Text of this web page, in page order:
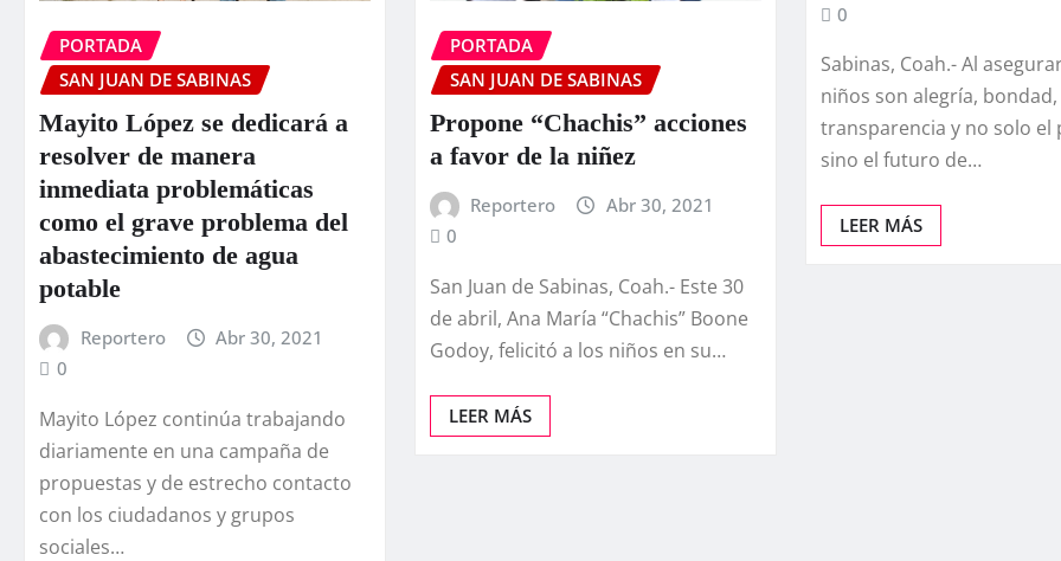
PORTADA
SAN JUAN DE SABINAS
Mayito López se dedicará a
resolver de manera
inmediata problemáticas
como el grave problema del
abastecimiento de agua
potable
Reportero
Abr 30, 2021
0
Mayito López continúa trabajando
diariamente en una campaña de
propuestas y de estrecho contacto
con los ciudadanos y grupos
sociales…
PORTADA
SAN JUAN DE SABINAS
Propone “Chachis” acciones
a favor de la niñez
Reportero
Abr 30, 2021
0
San Juan de Sabinas, Coah.- Este 30
de abril, Ana María “Chachis” Boone
Godoy, felicitó a los niños en su…
LEER MÁS
0
Sabinas, Coah.- Al
niños son alegría, bondad,
transparencia y no solo el
sino el futuro de…
LEER MÁS